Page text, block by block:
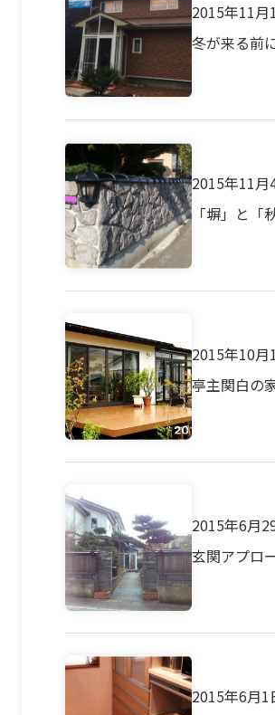
2015年11月
冬が来る前に
2015年11月
「塀」と「
2015年10月
亭主関白の
2015年6月
玄関アプロ
2015年6月1